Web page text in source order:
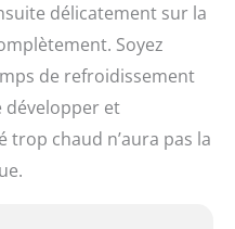
délicatement sur la
Soyez
de refroidissement
développer et
trop chaud n’aura pas la